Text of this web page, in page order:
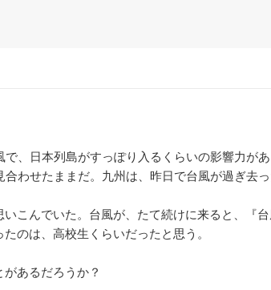
、日本列島がすっぽり入るくらいの影響力が
わせたままだ。九州は、昨日で台風が過ぎ去
こんでいた。台風が、たて続けに来ると、『
のは、高校生くらいだったと思う。
あるだろうか？